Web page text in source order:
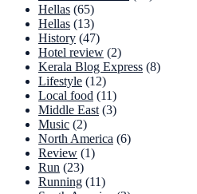
Hellas (65)
Hellas (13)
History (47)
Hotel review (2)
Kerala Blog Express (8)
Lifestyle (12)
Local food (11)
Middle East (3)
Music (2)
North America (6)
Review (1)
Run (23)
Running (11)